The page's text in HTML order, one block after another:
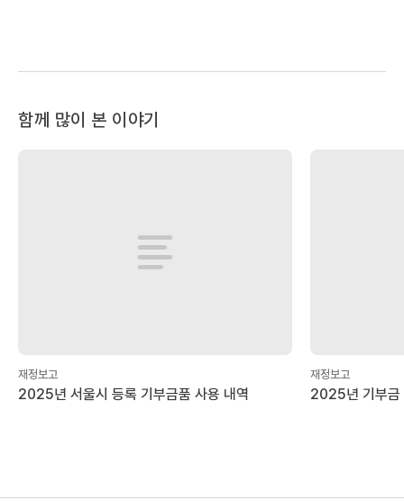
함께 많이 본 이야기
재정보고
2025년 서울시 등록 기부금품 사용 내역
재정보고
2025년 기부금